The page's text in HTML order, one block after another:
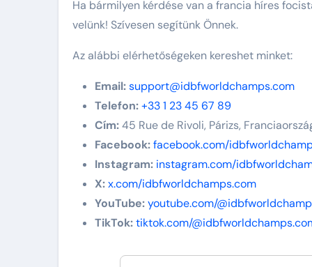
Ha bármilyen kérdése van a francia híres
velünk! Szívesen segítünk Önnek.
Az alábbi elérhetőségeken kereshet minket:
Email:support@idbfworldchamps.com
Telefon:+33 1 23 45 67 89
Cím:45 Rue de Rivoli, Párizs,
Facebook:facebook.com/
Instagram: instagram.com/
X:x.com/idbfworldchamps.com
YouTube:youtube.com/
TikTok:tiktok.com/